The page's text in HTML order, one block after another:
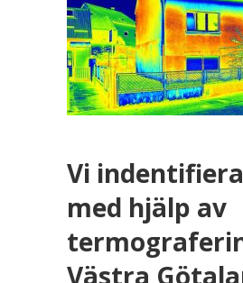
Vi
med hjälp av
Västra